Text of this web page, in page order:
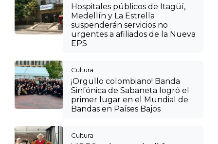
Hospitales públicos de Itagüí,
Medellín y La Estrella
suspenderán servicios no
urgentes a afiliados de la Nueva
EPS
Cultura
¡Orgullo colombiano! Banda
Sinfónica de Sabaneta logró el
primer lugar en el Mundial de
Bandas en Países Bajos
Cultura